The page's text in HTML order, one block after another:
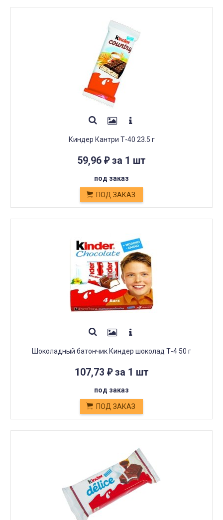
Киндер Кантри Т-40 23.5 г
59,96 ₽за 1 шт
под заказ
ПОД ЗАКАЗ
Шоколадный батончик Киндер шоколад Т-4 50 г
107,73 ₽за 1 шт
под заказ
ПОД ЗАКАЗ